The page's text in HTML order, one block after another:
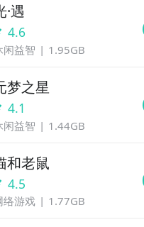
·遇
4.6
闲益智 1.95GB
梦之星
4.1
闲益智 1.44GB
和老鼠
4.5
络游戏 1.77GB